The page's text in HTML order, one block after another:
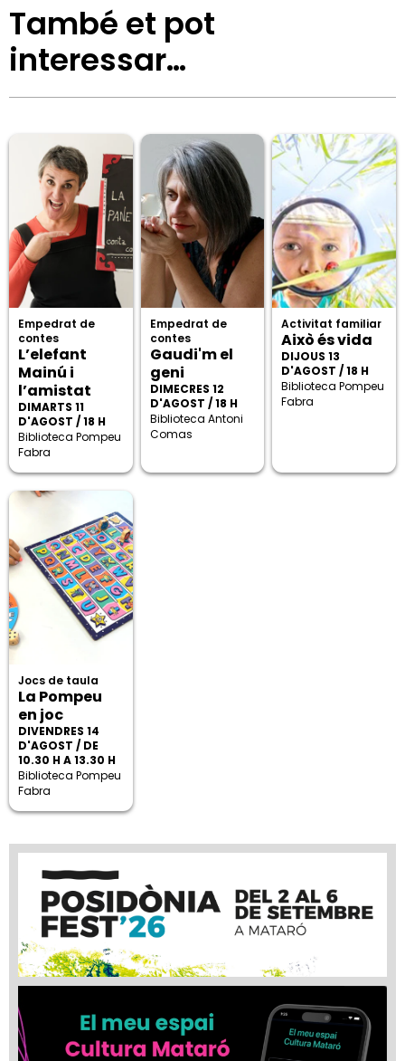
També et pot
interessar…
Empedrat de
contes
L’elefant
Mainú i
l’amistat
DIMARTS 11
D'AGOST / 18 H
Biblioteca Pompeu
Fabra
Empedrat de
contes
Gaudi'm el
geni
DIMECRES 12
D'AGOST / 18 H
Biblioteca Antoni
Comas
Activitat familiar
Això és vida
DIJOUS 13
D'AGOST / 18 H
Biblioteca Pompeu
Fabra
Jocs de taula
La Pompeu
en joc
DIVENDRES 14
D'AGOST / DE
10.30 H A 13.30 H
Biblioteca Pompeu
Fabra